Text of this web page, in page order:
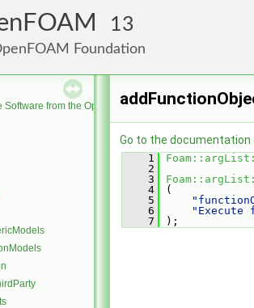
13
Foundation
Software from the OpenFOAM Foundation
Go to the documentation
    1
    2
    3
    4
(
    5
    6
"Execute
    7
);